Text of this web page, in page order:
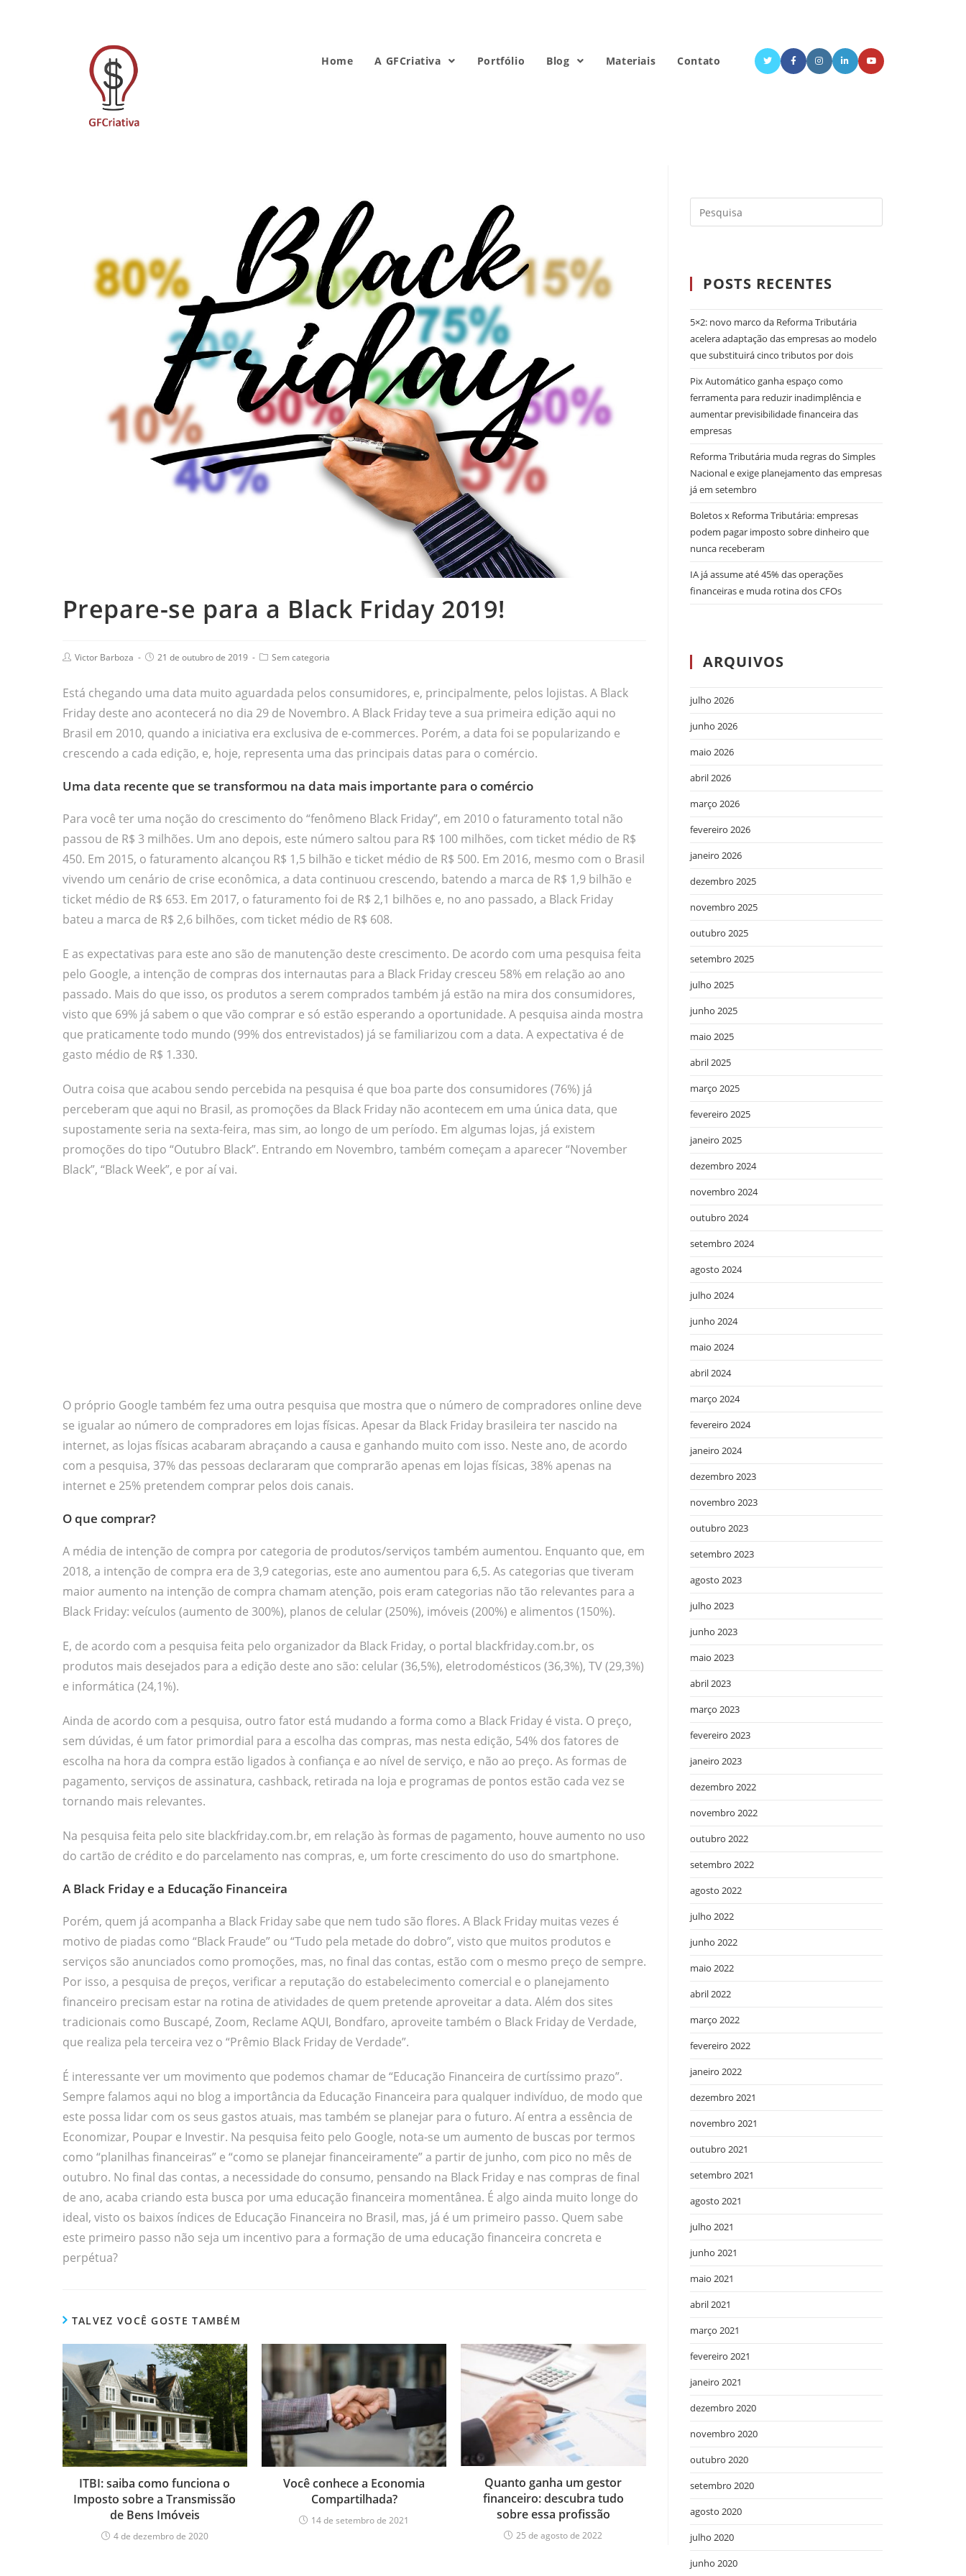
Home A GFCriativa Portfólio Blog Materiais Contato
Prepare-se para a Black Friday 2019!
Victor Barboza 21 de outubro de 2019 Sem categoria
Está chegando uma data muito aguardada pelos consumidores, e, principalmente, pelos lojistas. A Black
Friday deste ano acontecerá no dia 29 de Novembro. A Black Friday teve a sua primeira edição aqui no
Brasil em 2010, quando a iniciativa era exclusiva de e-commerces. Porém, a data foi se popularizando e
crescendo a cada edição, e, hoje, representa uma das principais datas para o comércio.
Uma data recente que se transformou na data mais importante para o comércio
Para você ter uma noção do crescimento do “fenômeno Black Friday”, em 2010 o faturamento total não
passou de R$ 3 milhões. Um ano depois, este número saltou para R$ 100 milhões, com ticket médio de R$
450. Em 2015, o faturamento alcançou R$ 1,5 bilhão e ticket médio de R$ 500. Em 2016, mesmo com o Brasil
vivendo um cenário de crise econômica, a data continuou crescendo, batendo a marca de R$ 1,9 bilhão e
ticket médio de R$ 653. Em 2017, o faturamento foi de R$ 2,1 bilhões e, no ano passado, a Black Friday
bateu a marca de R$ 2,6 bilhões, com ticket médio de R$ 608.
E as expectativas para este ano são de manutenção deste crescimento. De acordo com uma pesquisa feita
pelo Google, a intenção de compras dos internautas para a Black Friday cresceu 58% em relação ao ano
passado. Mais do que isso, os produtos a serem comprados também já estão na mira dos consumidores,
visto que 69% já sabem o que vão comprar e só estão esperando a oportunidade. A pesquisa ainda mostra
que praticamente todo mundo (99% dos entrevistados) já se familiarizou com a data. A expectativa é de
gasto médio de R$ 1.330.
Outra coisa que acabou sendo percebida na pesquisa é que boa parte dos consumidores (76%) já
perceberam que aqui no Brasil, as promoções da Black Friday não acontecem em uma única data, que
supostamente seria na sexta-feira, mas sim, ao longo de um período. Em algumas lojas, já existem
promoções do tipo “Outubro Black”. Entrando em Novembro, também começam a aparecer “November
Black”, “Black Week”, e por aí vai.
O próprio Google também fez uma outra pesquisa que mostra que o número de compradores online deve
se igualar ao número de compradores em lojas físicas. Apesar da Black Friday brasileira ter nascido na
internet, as lojas físicas acabaram abraçando a causa e ganhando muito com isso. Neste ano, de acordo
com a pesquisa, 37% das pessoas declararam que comprarão apenas em lojas físicas, 38% apenas na
internet e 25% pretendem comprar pelos dois canais.
O que comprar?
A média de intenção de compra por categoria de produtos/serviços também aumentou. Enquanto que, em
2018, a intenção de compra era de 3,9 categorias, este ano aumentou para 6,5. As categorias que tiveram
maior aumento na intenção de compra chamam atenção, pois eram categorias não tão relevantes para a
Black Friday: veículos (aumento de 300%), planos de celular (250%), imóveis (200%) e alimentos (150%).
E, de acordo com a pesquisa feita pelo organizador da Black Friday, o portal blackfriday.com.br, os
produtos mais desejados para a edição deste ano são: celular (36,5%), eletrodomésticos (36,3%), TV (29,3%)
e informática (24,1%).
Ainda de acordo com a pesquisa, outro fator está mudando a forma como a Black Friday é vista. O preço,
sem dúvidas, é um fator primordial para a escolha das compras, mas nesta edição, 54% dos fatores de
escolha na hora da compra estão ligados à confiança e ao nível de serviço, e não ao preço. As formas de
pagamento, serviços de assinatura, cashback, retirada na loja e programas de pontos estão cada vez se
tornando mais relevantes.
Na pesquisa feita pelo site blackfriday.com.br, em relação às formas de pagamento, houve aumento no uso
do cartão de crédito e do parcelamento nas compras, e, um forte crescimento do uso do smartphone.
A Black Friday e a Educação Financeira
Porém, quem já acompanha a Black Friday sabe que nem tudo são flores. A Black Friday muitas vezes é
motivo de piadas como “Black Fraude” ou “Tudo pela metade do dobro”, visto que muitos produtos e
serviços são anunciados como promoções, mas, no final das contas, estão com o mesmo preço de sempre.
Por isso, a pesquisa de preços, verificar a reputação do estabelecimento comercial e o planejamento
financeiro precisam estar na rotina de atividades de quem pretende aproveitar a data. Além dos sites
tradicionais como Buscapé, Zoom, Reclame AQUI, Bondfaro, aproveite também o Black Friday de Verdade,
que realiza pela terceira vez o “Prêmio Black Friday de Verdade”.
É interessante ver um movimento que podemos chamar de “Educação Financeira de curtíssimo prazo”.
Sempre falamos aqui no blog a importância da Educação Financeira para qualquer indivíduo, de modo que
este possa lidar com os seus gastos atuais, mas também se planejar para o futuro. Aí entra a essência de
Economizar, Poupar e Investir. Na pesquisa feito pelo Google, nota-se um aumento de buscas por termos
como “planilhas financeiras” e “como se planejar financeiramente” a partir de junho, com pico no mês de
outubro. No final das contas, a necessidade do consumo, pensando na Black Friday e nas compras de final
de ano, acaba criando esta busca por uma educação financeira momentânea. É algo ainda muito longe do
ideal, visto os baixos índices de Educação Financeira no Brasil, mas, já é um primeiro passo. Quem sabe
este primeiro passo não seja um incentivo para a formação de uma educação financeira concreta e
perpétua?
TALVEZ VOCÊ GOSTE TAMBÉM
ITBI: saiba como funciona o
Imposto sobre a Transmissão
de Bens Imóveis
4 de dezembro de 2020
Você conhece a Economia
Compartilhada?
14 de setembro de 2021
Quanto ganha um gestor
financeiro: descubra tudo
sobre essa profissão
25 de agosto de 2022
POSTS RECENTES
5×2: novo marco da Reforma Tributária
acelera adaptação das empresas ao modelo
que substituirá cinco tributos por dois
Pix Automático ganha espaço como
ferramenta para reduzir inadimplência e
aumentar previsibilidade financeira das
empresas
Reforma Tributária muda regras do Simples
Nacional e exige planejamento das empresas
já em setembro
Boletos x Reforma Tributária: empresas
podem pagar imposto sobre dinheiro que
nunca receberam
IA já assume até 45% das operações
financeiras e muda rotina dos CFOs
ARQUIVOS
julho 2026
junho 2026
maio 2026
abril 2026
março 2026
fevereiro 2026
janeiro 2026
dezembro 2025
novembro 2025
outubro 2025
setembro 2025
julho 2025
junho 2025
maio 2025
abril 2025
março 2025
fevereiro 2025
janeiro 2025
dezembro 2024
novembro 2024
outubro 2024
setembro 2024
agosto 2024
julho 2024
junho 2024
maio 2024
abril 2024
março 2024
fevereiro 2024
janeiro 2024
dezembro 2023
novembro 2023
outubro 2023
setembro 2023
agosto 2023
julho 2023
junho 2023
maio 2023
abril 2023
março 2023
fevereiro 2023
janeiro 2023
dezembro 2022
novembro 2022
outubro 2022
setembro 2022
agosto 2022
julho 2022
junho 2022
maio 2022
abril 2022
março 2022
fevereiro 2022
janeiro 2022
dezembro 2021
novembro 2021
outubro 2021
setembro 2021
agosto 2021
julho 2021
junho 2021
maio 2021
abril 2021
março 2021
fevereiro 2021
janeiro 2021
dezembro 2020
novembro 2020
outubro 2020
setembro 2020
agosto 2020
julho 2020
junho 2020